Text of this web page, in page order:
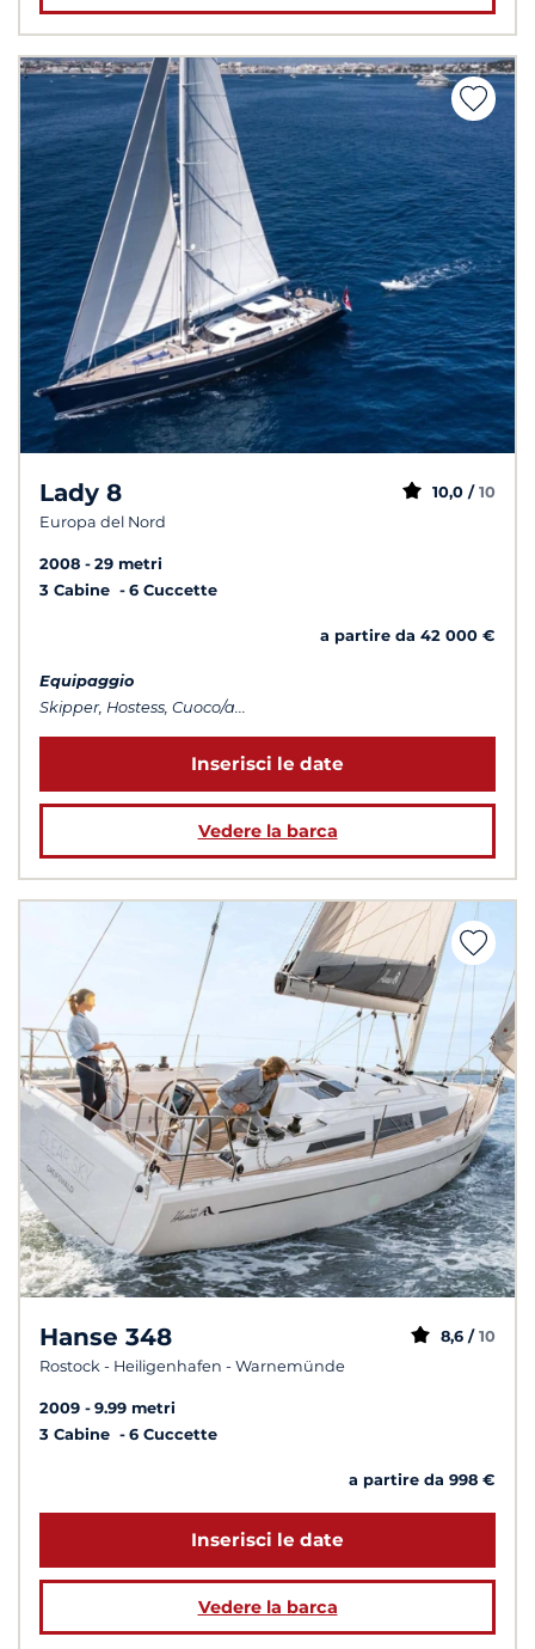
Lady 8
Europa del Nord
10,0 / 10
2008
29 metri
3 Cabine
6 Cuccette
a partire da 42 000 €
Equipaggio
Skipper, Hostess, Cuoco/a...
Inserisci le date
Vedere la barca
Hanse 348
Rostock - Heiligenhafen - Warnemünde
8,6 / 10
2009
9.99 metri
3 Cabine
6 Cuccette
a partire da 998 €
Inserisci le date
Vedere la barca